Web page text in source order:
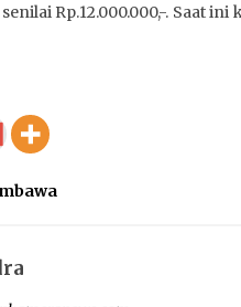
Rp.12.000.000,-. Saat